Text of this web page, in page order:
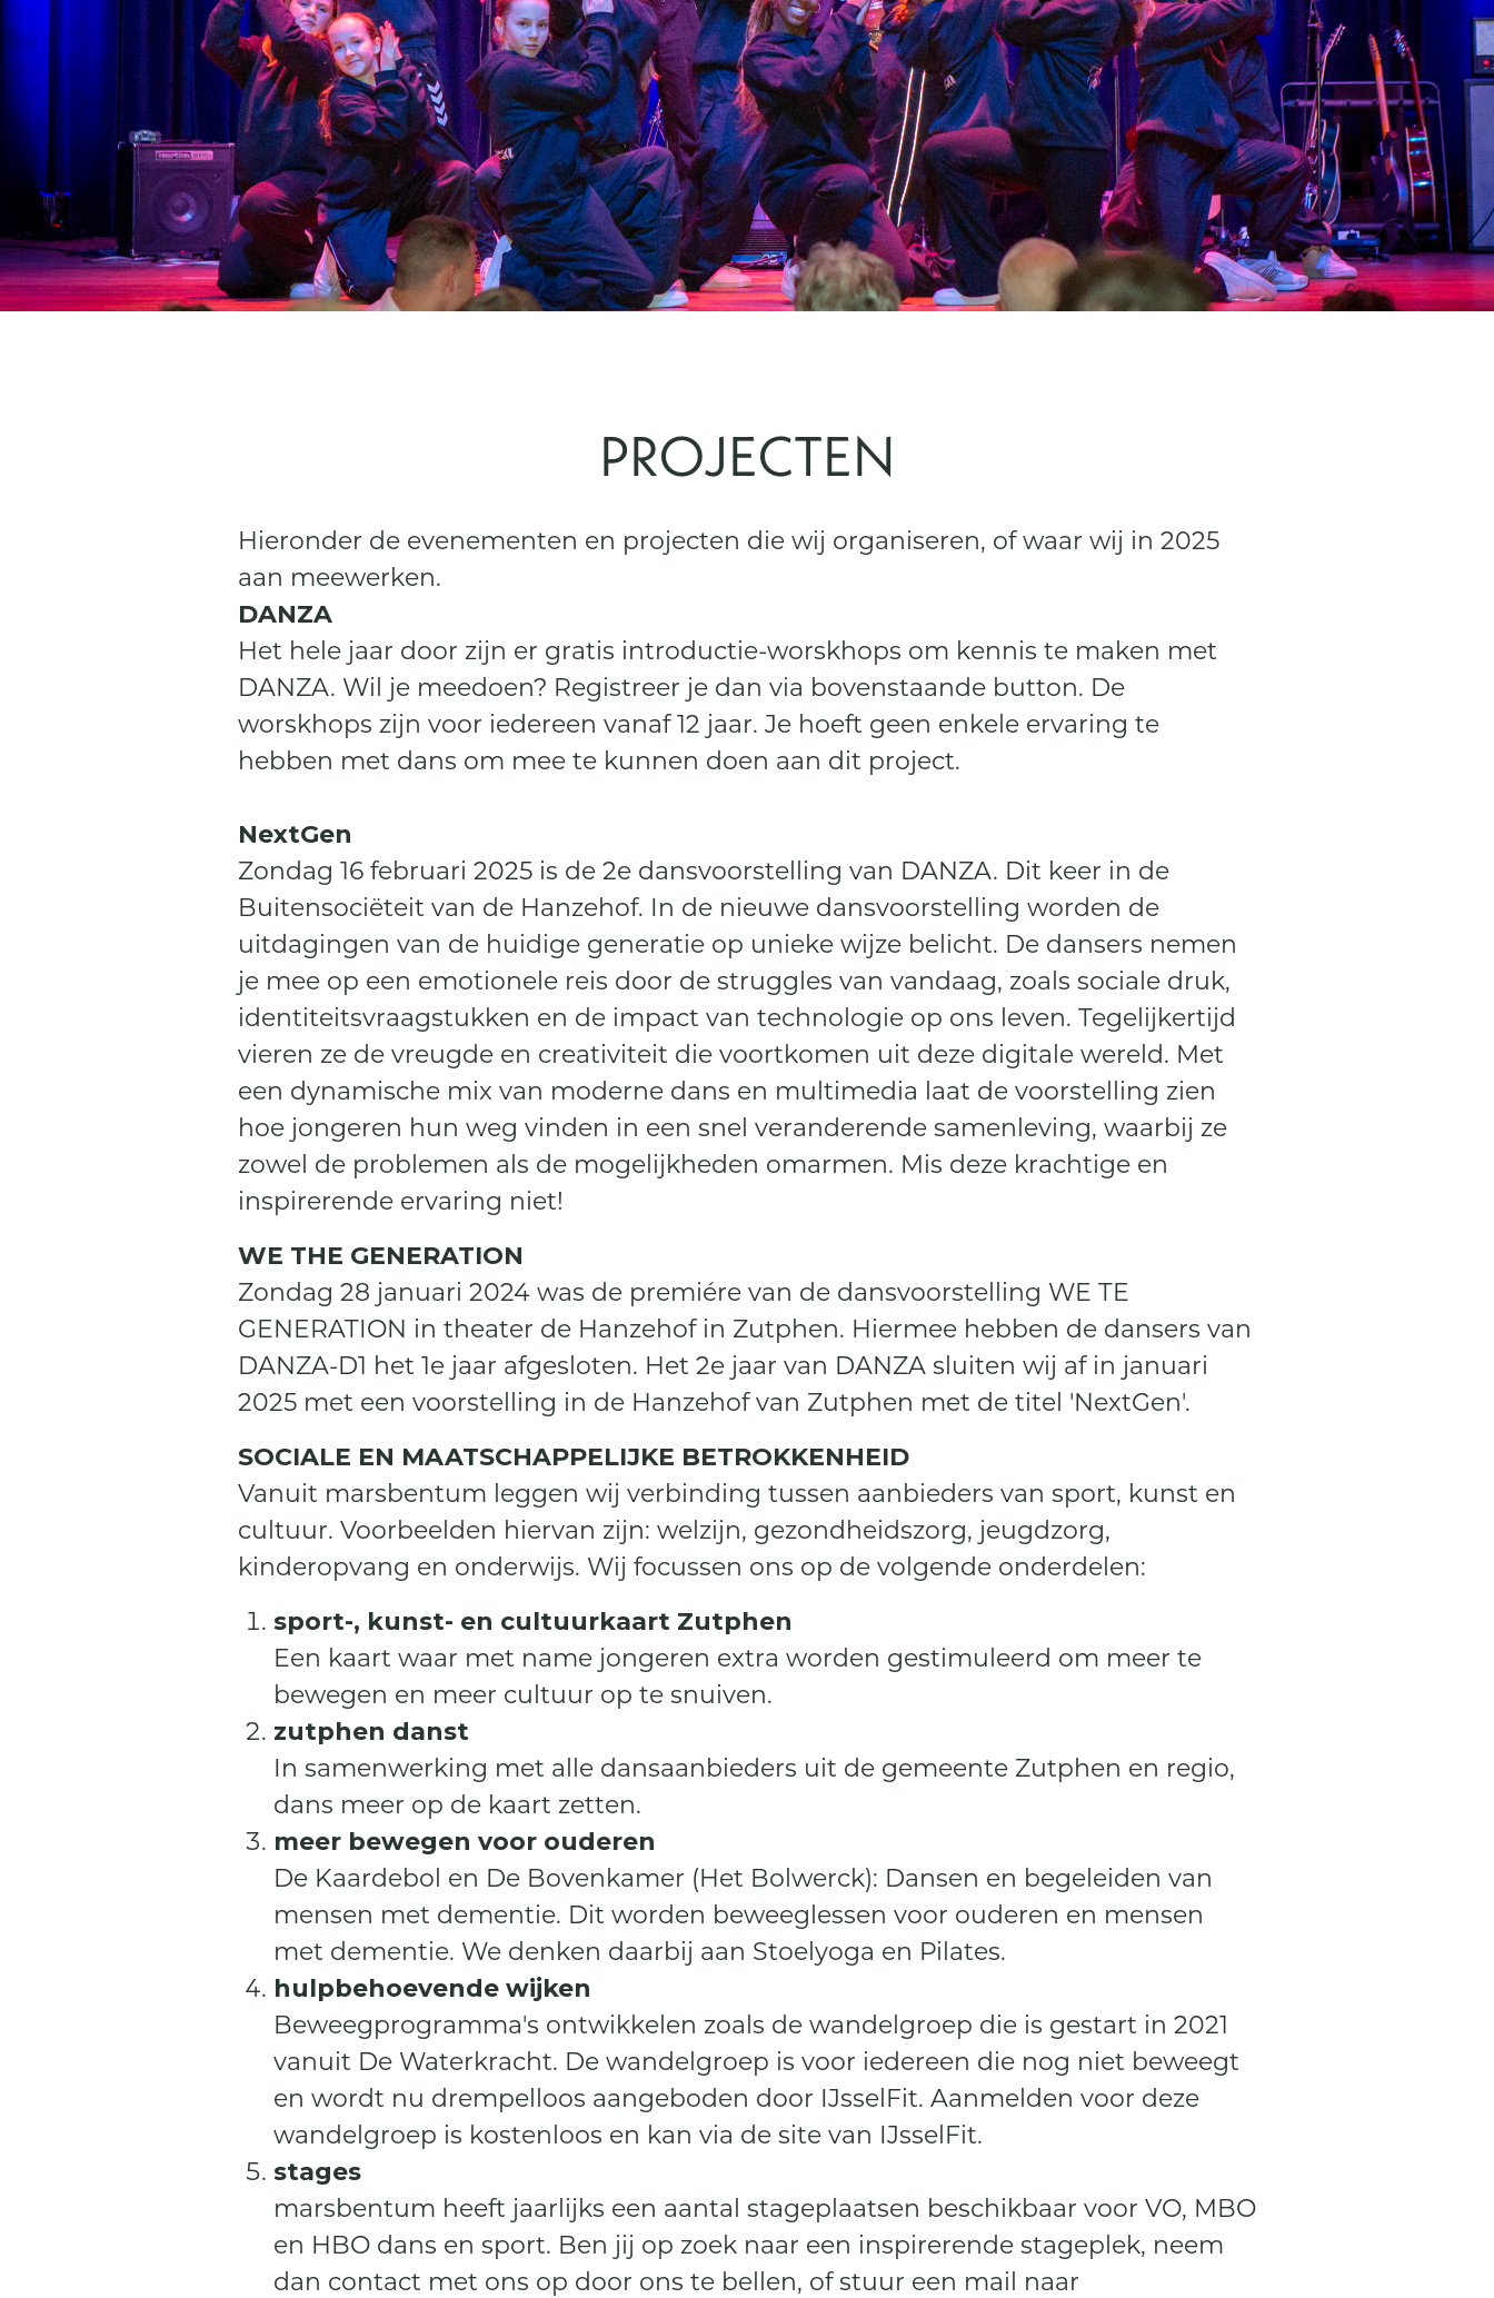
PROJECTEN
Hieronder de evenementen en projecten die wij organiseren, of waar wij in 2025
aan meewerken.
DANZA
Het hele jaar door zijn er gratis introductie-worskhops om kennis te maken met
DANZA. Wil je meedoen? Registreer je dan via bovenstaande button. De
worskhops zijn voor iedereen vanaf 12 jaar. Je hoeft geen enkele ervaring te
hebben met dans om mee te kunnen doen aan dit project.
NextGen
Zondag 16 februari 2025 is de 2e dansvoorstelling van DANZA. Dit keer in de
Buitensociëteit van de Hanzehof. In de nieuwe dansvoorstelling worden de
uitdagingen van de huidige generatie op unieke wijze belicht. De dansers nemen
je mee op een emotionele reis door de struggles van vandaag, zoals sociale druk,
identiteitsvraagstukken en de impact van technologie op ons leven. Tegelijkertijd
vieren ze de vreugde en creativiteit die voortkomen uit deze digitale wereld. Met
een dynamische mix van moderne dans en multimedia laat de voorstelling zien
hoe jongeren hun weg vinden in een snel veranderende samenleving, waarbij ze
zowel de problemen als de mogelijkheden omarmen. Mis deze krachtige en
inspirerende ervaring niet!
WE THE GENERATION
Zondag 28 januari 2024 was de premiére van de dansvoorstelling WE TE
GENERATION in theater de Hanzehof in Zutphen. Hiermee hebben de dansers van
DANZA-D1 het 1e jaar afgesloten. Het 2e jaar van DANZA sluiten wij af in januari
2025 met een voorstelling in de Hanzehof van Zutphen met de titel 'NextGen'.
SOCIALE EN MAATSCHAPPELIJKE BETROKKENHEID
Vanuit marsbentum leggen wij verbinding tussen aanbieders van sport, kunst en
cultuur. Voorbeelden hiervan zijn: welzijn, gezondheidszorg, jeugdzorg,
kinderopvang en onderwijs. Wij focussen ons op de volgende onderdelen:
sport-, kunst- en cultuurkaart Zutphen
Een kaart waar met name jongeren extra worden gestimuleerd om meer te
bewegen en meer cultuur op te snuiven.
zutphen danst
In samenwerking met alle dansaanbieders uit de gemeente Zutphen en regio,
dans meer op de kaart zetten.
meer bewegen voor ouderen
De Kaardebol en De Bovenkamer (Het Bolwerck): Dansen en begeleiden van
mensen met dementie. Dit worden beweeglessen voor ouderen en mensen
met dementie. We denken daarbij aan Stoelyoga en Pilates.
hulpbehoevende wijken
Beweegprogramma's ontwikkelen zoals de wandelgroep die is gestart in 2021
vanuit De Waterkracht. De wandelgroep is voor iedereen die nog niet beweegt
en wordt nu drempelloos aangeboden door IJsselFit. Aanmelden voor deze
wandelgroep is kostenloos en kan via de site van IJsselFit.
stages
marsbentum heeft jaarlijks een aantal stageplaatsen beschikbaar voor VO, MBO
en HBO dans en sport. Ben jij op zoek naar een inspirerende stageplek, neem
dan contact met ons op door ons te bellen, of stuur een mail naar